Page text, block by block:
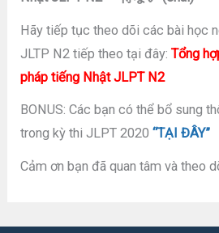
Hãy tiếp tục theo dõi các bài học
JLTP N2 tiếp theo tại đây:Tổng
pháp tiếng Nhật JLPT N2
BONUS: Các bạn có thể bổ sung
trong kỳ thi JLPT 2020“TẠI ĐÂY”
Cảm ơn bạn đã quan tâm và theo